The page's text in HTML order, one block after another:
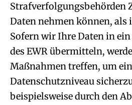
Strafverfolgungsbehörden
Daten nehmen können, als
Sofern wir Ihre Daten in
des EWR übermitteln,
Maßnahmen treffen, um
Datenschutzniveau
beispielsweise durch den